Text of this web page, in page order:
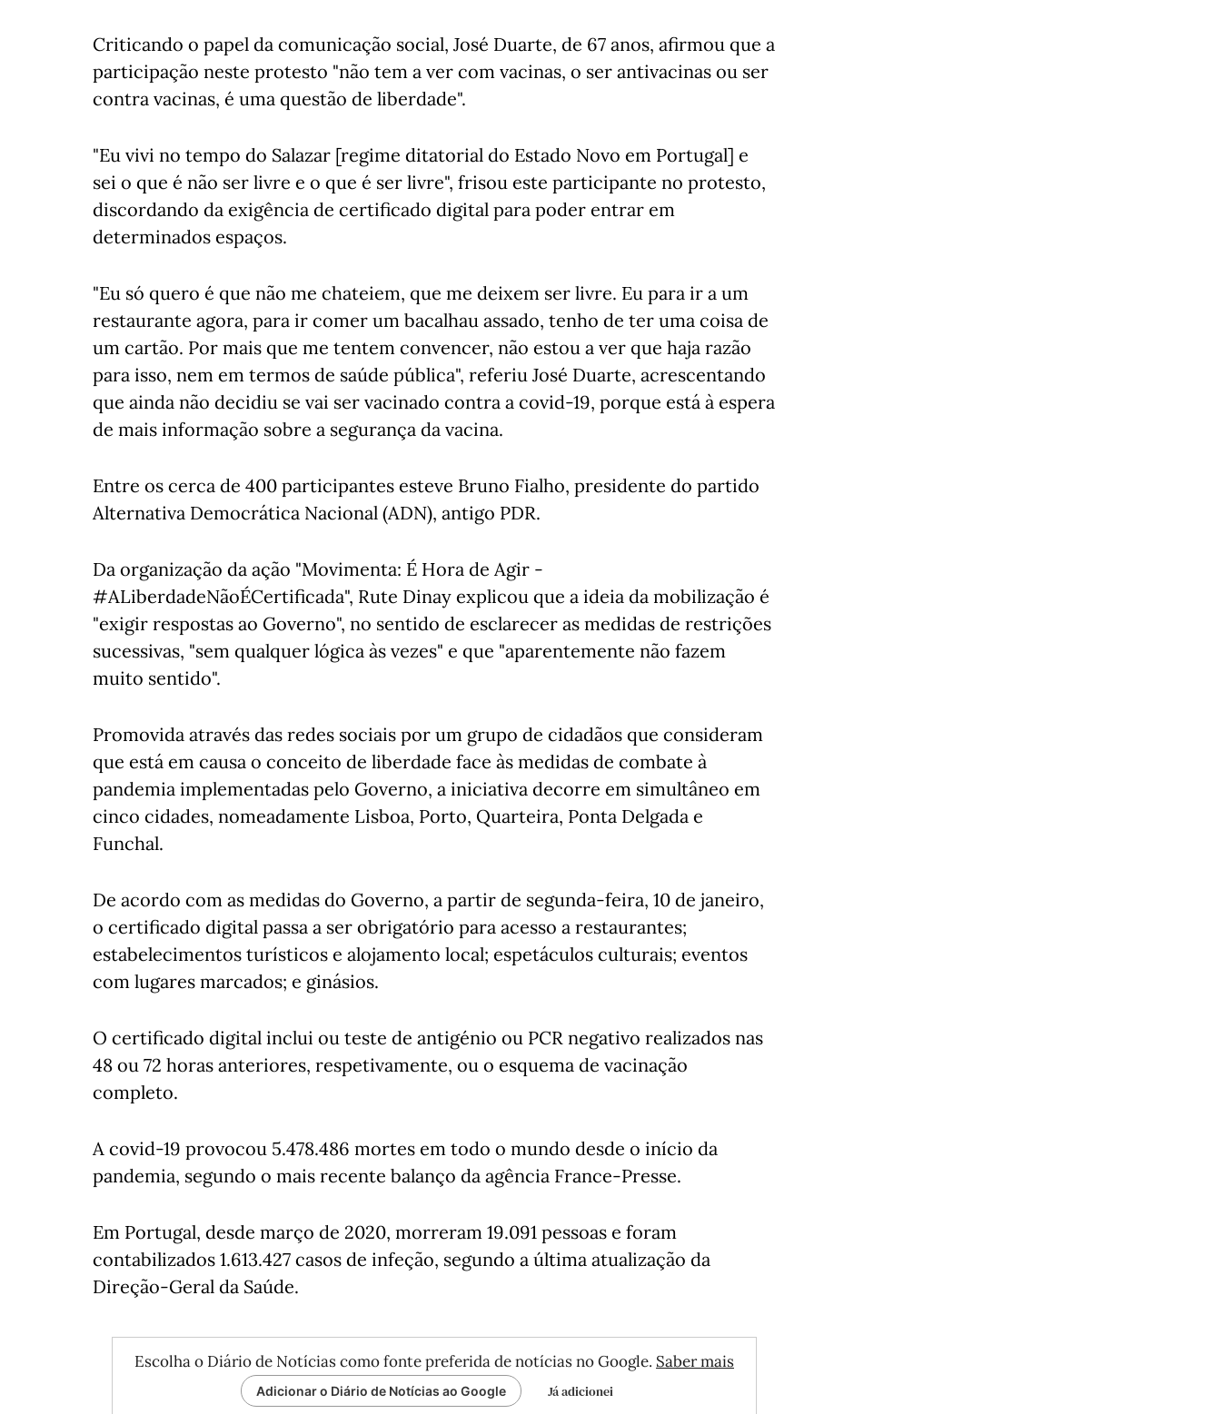
Criticando o papel da comunicação social, José Duarte, de 67 anos, afirmou que a
participação neste protesto "não tem a ver com vacinas, o ser antivacinas ou ser
contra vacinas, é uma questão de liberdade".
"Eu vivi no tempo do Salazar [regime ditatorial do Estado Novo em Portugal] e
sei o que é não ser livre e o que é ser livre", frisou este participante no protesto,
discordando da exigência de certificado digital para poder entrar em
determinados espaços.
"Eu só quero é que não me chateiem, que me deixem ser livre. Eu para ir a um
restaurante agora, para ir comer um bacalhau assado, tenho de ter uma coisa de
um cartão. Por mais que me tentem convencer, não estou a ver que haja razão
para isso, nem em termos de saúde pública", referiu José Duarte, acrescentando
que ainda não decidiu se vai ser vacinado contra a covid-19, porque está à espera
de mais informação sobre a segurança da vacina.
Entre os cerca de 400 participantes esteve Bruno Fialho, presidente do partido
Alternativa Democrática Nacional (ADN), antigo PDR.
Da organização da ação "Movimenta: É Hora de Agir -
#ALiberdadeNãoÉCertificada", Rute Dinay explicou que a ideia da mobilização é
"exigir respostas ao Governo", no sentido de esclarecer as medidas de restrições
sucessivas, "sem qualquer lógica às vezes" e que "aparentemente não fazem
muito sentido".
Promovida através das redes sociais por um grupo de cidadãos que consideram
que está em causa o conceito de liberdade face às medidas de combate à
pandemia implementadas pelo Governo, a iniciativa decorre em simultâneo em
cinco cidades, nomeadamente Lisboa, Porto, Quarteira, Ponta Delgada e
Funchal.
De acordo com as medidas do Governo, a partir de segunda-feira, 10 de janeiro,
o certificado digital passa a ser obrigatório para acesso a restaurantes;
estabelecimentos turísticos e alojamento local; espetáculos culturais; eventos
com lugares marcados; e ginásios.
O certificado digital inclui ou teste de antigénio ou PCR negativo realizados nas
48 ou 72 horas anteriores, respetivamente, ou o esquema de vacinação
completo.
A covid-19 provocou 5.478.486 mortes em todo o mundo desde o início da
pandemia, segundo o mais recente balanço da agência France-Presse.
Em Portugal, desde março de 2020, morreram 19.091 pessoas e foram
contabilizados 1.613.427 casos de infeção, segundo a última atualização da
Direção-Geral da Saúde.
Escolha o Diário de Notícias como fonte preferida de notícias no Google. Saber mais
Adicionar o Diário de Notícias ao Google Já adicionei